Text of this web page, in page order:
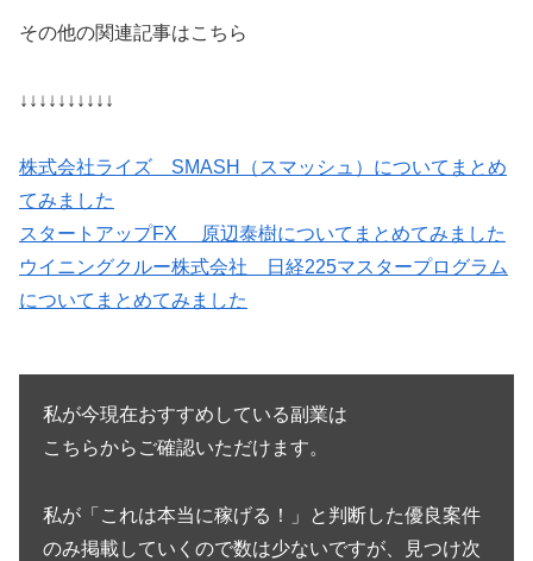
その他の関連記事はこちら
↓↓↓↓↓↓↓↓↓↓
株式会社ライズ SMASH（スマッシュ）についてまとめ
てみました
スタートアップFX 原辺泰樹についてまとめてみました
ウイニングクルー株式会社 日経225マスタープログラム
についてまとめてみました
私が今現在おすすめしている副業は
こちらからご確認いただけます。
私が「これは本当に稼げる！」と判断した優良案件
のみ掲載していくので数は少ないですが、見つけ次